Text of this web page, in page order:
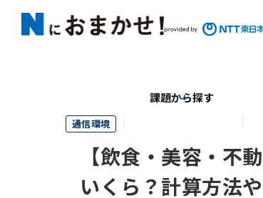
課題から探す
通信環境
【飲食・美容・不
いくら？計算方法